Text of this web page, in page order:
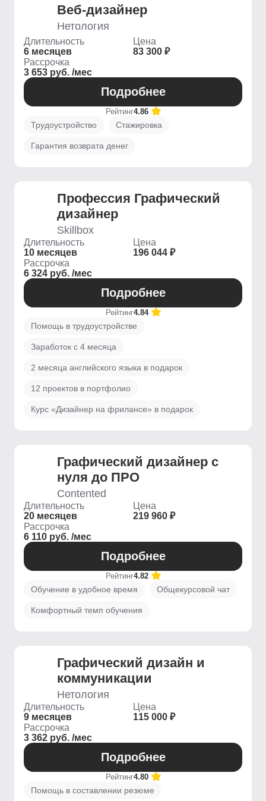
Веб-дизайнер
Нетология
Длительность
6 месяцев
Цена
83 300 ₽
Рассрочка
3 653 руб. /мес
Подробнее
Рейтинг4.86
Трудоустройство Стажировка
Гарантия возврата денег
Профессия Графический
дизайнер
Skillbox
Длительность
10 месяцев
Цена
196 044 ₽
Рассрочка
6 324 руб. /мес
Подробнее
Рейтинг4.84
Помощь в трудоустройстве
Заработок с 4 месяца
2 месяца английского языка в подарок
12 проектов в портфолио
Курс «Дизайнер на фрилансе» в подарок
Графический дизайнер с
нуля до ПРО
Contented
Длительность
20 месяцев
Цена
219 960 ₽
Рассрочка
6 110 руб. /мес
Подробнее
Рейтинг4.82
Обучение в удобное время Общекурсовой чат
Комфортный темп обучения
Графический дизайн и
коммуникации
Нетология
Длительность
9 месяцев
Цена
115 000 ₽
Рассрочка
3 362 руб. /мес
Подробнее
Рейтинг4.80
Помощь в составлении резюме